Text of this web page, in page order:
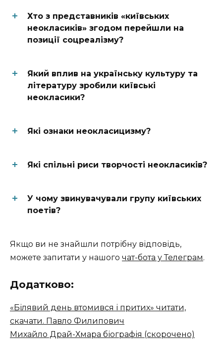
Хто з представників «київських
неокласиків» згодом перейшли на
позиції соцреалізму?
Який вплив на українську культуру та
літературу зробили київські
неокласики?
Які ознаки неокласицизму?
Які спільні риси творчості неокласиків?
У чому звинувачували групу київських
поетів?
Якщо ви не знайшли потрібну відповідь,
можете запитати у нашого чат-бота у Телеграм.
Додатково:
«Білявий день втомився і притих» читати,
скачати. Павло Филипович
Михайло Драй-Хмара біографія (скорочено)